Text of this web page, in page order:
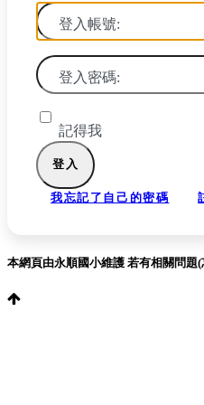
登入帳號:
登入密碼:
記得我
我忘記了自己的密碼
本網頁由永順國小維護 若有相關問